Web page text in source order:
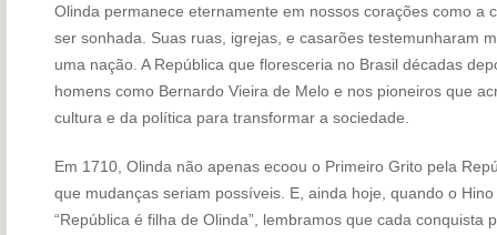
Olinda permanece eternamente em nossos corações como a
ser sonhada. Suas ruas, igrejas, e casarões testemunharam
uma nação. A República que floresceria no Brasil décadas
homens como Bernardo Vieira de Melo e nos pioneiros que
cultura e da política para transformar a sociedade.
Em 1710, Olinda não apenas ecoou o Primeiro Grito pela
que mudanças seriam possíveis. E, ainda hoje, quando o
“República é filha de Olinda”, lembramos que cada conquista